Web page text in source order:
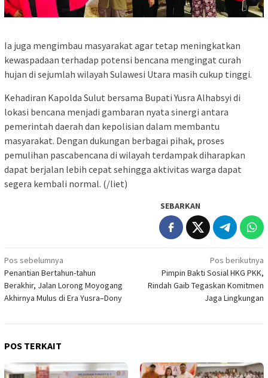
Ia juga mengimbau masyarakat agar tetap meningkatkan
kewaspadaan terhadap potensi bencana mengingat curah
hujan di sejumlah wilayah Sulawesi Utara masih cukup tinggi.
Kehadiran Kapolda Sulut bersama Bupati Yusra Alhabsyi di
lokasi bencana menjadi gambaran nyata sinergi antara
pemerintah daerah dan kepolisian dalam membantu
masyarakat. Dengan dukungan berbagai pihak, proses
pemulihan pascabencana di wilayah terdampak diharapkan
dapat berjalan lebih cepat sehingga aktivitas warga dapat
segera kembali normal. (/liet)
SEBARKAN
Navigasi
pos
Pos sebelumnya
Penantian Bertahun-tahun
Berakhir, Jalan Lorong Moyogang
Akhirnya Mulus di Era Yusra–Dony
Pos berikutnya
Pimpin Bakti Sosial HKG PKK,
Rindah Gaib Tegaskan Komitmen
Jaga Lingkungan
POS TERKAIT